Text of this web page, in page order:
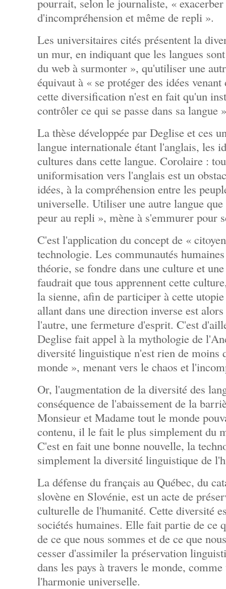
pourrait, selon le journaliste, «
d'incompréhension et même de repli ».
Les universitaires cités présentent la
un mur, en indiquant que les langues
du web à surmonter », qu'utiliser une
équivaut à « se protéger des idées
cette diversification n'est en fait qu'un
contrôler ce qui se passe dans sa langue
La thèse développée par Deglise et ces
langue internationale étant l'anglais, les
cultures dans cette langue. Corolaire :
uniformisation vers l'anglais est un
idées, à la compréhension entre les
universelle. Utiliser une autre langue
peur au repli », mène à s'emmurer pour
C'est l'application du concept de «
technologie. Les communautés
théorie, se fondre dans une culture et
faudrait que tous apprennent cette
la sienne, afin de participer à cette
allant dans une direction inverse est
l'autre, une fermeture d'esprit. C'est
Deglise fait appel à la mythologie de
diversité linguistique n'est rien de moins
monde », menant vers le chaos et
Or, l'augmentation de la diversité des
conséquence de l'abaissement de la
Monsieur et Madame tout le monde
contenu, il le fait le plus simplement du
C'est en fait une bonne nouvelle, la
simplement la diversité linguistique de
La défense du français au Québec, du
slovène en Slovénie, est un acte de
culturelle de l'humanité. Cette diversité
sociétés humaines. Elle fait partie de ce
de ce que nous sommes et de ce que
cesser d'assimiler la préservation
dans les pays à travers le monde,
l'harmonie universelle.